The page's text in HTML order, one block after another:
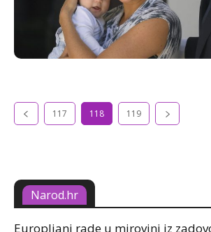
117 118 119
Narod.hr
Europljani rade u mirovini iz